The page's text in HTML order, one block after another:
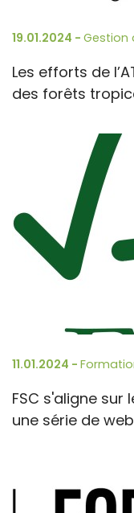
19.01.2024 - Gestion
Les efforts de
des forêts
11.01.2024 -
FSC s'aligne sur
une série de